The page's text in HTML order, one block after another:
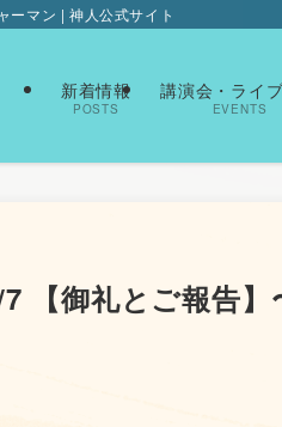
ーマン | 神人公式サイト
新着情報
POSTS
講演会・ライ
EVENTS
【御礼とご報告